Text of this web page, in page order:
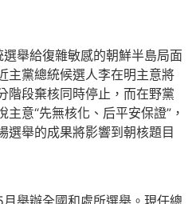
舉給復雜敏感的朝鮮半島局面
主黨總統候選人李在明主意將
階段棄核同時停止，而在野黨
意“先無核化、后平安保證”，
選舉的成果將影響到朝核題目